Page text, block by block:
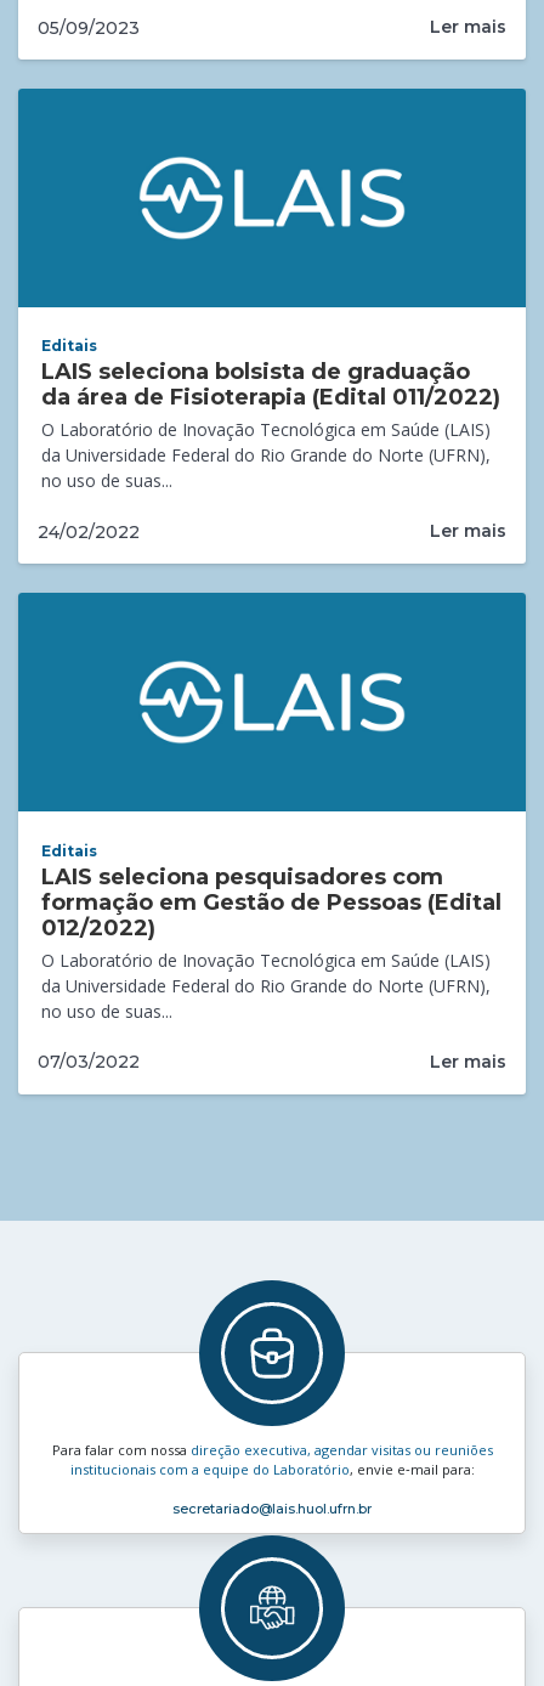
05/09/2023 Ler mais
Editais
LAIS seleciona bolsista de graduação
da área de Fisioterapia (Edital 011/2022)
O Laboratório de Inovação Tecnológica em Saúde (LAIS)
da Universidade Federal do Rio Grande do Norte (UFRN),
no uso de suas...
24/02/2022 Ler mais
Editais
LAIS seleciona pesquisadores com
formação em Gestão de Pessoas (Edital
012/2022)
O Laboratório de Inovação Tecnológica em Saúde (LAIS)
da Universidade Federal do Rio Grande do Norte (UFRN),
no uso de suas...
07/03/2022 Ler mais
Para falar com nossa direção executiva, agendar visitas ou reuniões
institucionais com a equipe do Laboratório, envie e‑mail para:
secretariado@lais.huol.ufrn.br